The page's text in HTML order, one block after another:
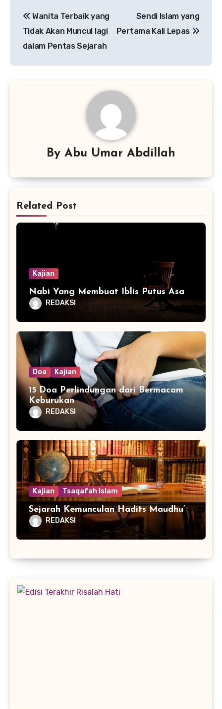
pos
Wanita Terbaik yang
Tidak Akan Muncul lagi
dalam Pentas Sejarah
Sendi Islam yang
Pertama Kali Lepas
By Abu Umar Abdillah
Related Post
Kajian
Nabi Yang Membuat Iblis Putus Asa
REDAKSI
Doa Kajian
15 Doa Perlindungan dari Bermacam
Keburukan
REDAKSI
Kajian Tsaqafah Islam
Sejarah Kemunculan Hadits Maudhu’
REDAKSI